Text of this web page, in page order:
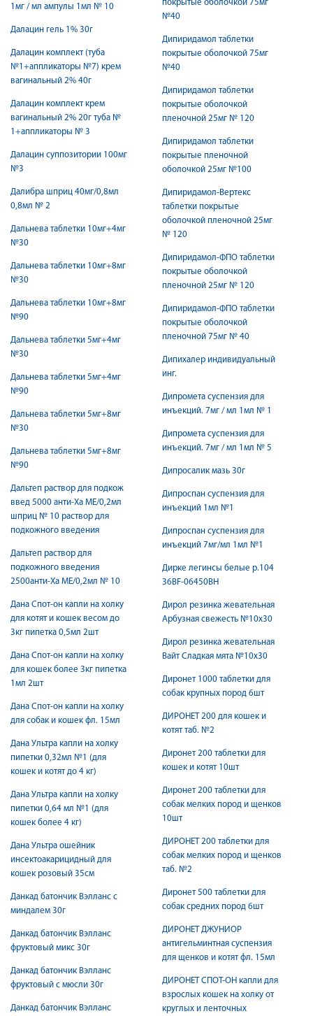
1мг / мл ампулы 1мл № 10
Далацин гель 1% 30г
Далацин комплект (туба
№1+аппликаторы №7) крем
вагинальный 2% 40г
Далацин комплект крем
вагинальный 2% 20г туба №
1+аппликаторы № 3
Далацин суппозитории 100мг
№3
Далибра шприц 40мг/0,8мл
0,8мл № 2
Дальнева таблетки 10мг+4мг
№30
Дальнева таблетки 10мг+8мг
№30
Дальнева таблетки 10мг+8мг
№90
Дальнева таблетки 5мг+4мг
№30
Дальнева таблетки 5мг+4мг
№90
Дальнева таблетки 5мг+8мг
№30
Дальнева таблетки 5мг+8мг
№90
Дальтеп раствор для подкож
введ 5000 анти-Ха МЕ/0,2мл
шприц № 10 раствор для
подкожного введения
Дальтеп раствор для
подкожного введения
2500анти-Ха МЕ/0,2мл № 10
Дана Спот-он капли на холку
для котят и кошек весом до
3кг пипетка 0,5мл 2шт
Дана Спот-он капли на холку
для кошек более 3кг пипетка
1мл 2шт
Дана Спот-он капли на холку
для собак и кошек фл. 15мл
Дана Ультра капли на холку
пипетки 0,32мл №1 (для
кошек и котят до 4 кг)
Дана Ультра капли на холку
пипетки 0,64 мл №1 (для
кошек более 4 кг)
Дана Ультра ошейник
инсектоакарицидный для
кошек розовый 35см
Данкад батончик Вэлланс с
миндалем 30г
Данкад батончик Вэлланс
фруктовый микс 30г
Данкад батончик Вэлланс
фруктовый с мюсли 30г
Данкад батончик Вэлланс
покрытые оболочкой 75мг
№40
Дипиридамол таблетки
покрытые оболочкой 75мг
№40
Дипиридамол таблетки
покрытые оболочкой
пленочной 25мг № 120
Дипиридамол таблетки
покрытые пленочной
оболочкой 25мг №100
Дипиридамол-Вертекс
таблетки покрытые
оболочкой пленочной 25мг
№ 120
Дипиридамол-ФПО таблетки
покрытые оболочкой
пленочной 25мг № 120
Дипиридамол-ФПО таблетки
покрытые оболочкой
пленочной 75мг № 40
Дипихалер индивидуальный
инг.
Дипромета суспензия для
инъекций. 7мг / мл 1мл № 1
Дипромета суспензия для
инъекций. 7мг / мл 1мл № 5
Дипросалик мазь 30г
Дипроспан суспензия для
инъекций 1мл №1
Дипроспан суспензия для
инъекций 7мг/мл 1мл №1
Дирке легинсы белые р.104
36BF-06450BH
Дирол резинка жевательная
Арбузная свежесть №10х30
Дирол резинка жевательная
Вайт Сладкая мята №10х30
Диронет 1000 таблетки для
собак крупных пород 6шт
ДИРОНЕТ 200 для кошек и
котят таб. №2
Диронет 200 таблетки для
кошек и котят 10шт
Диронет 200 таблетки для
собак мелких пород и щенков
10шт
ДИРОНЕТ 200 таблетки для
собак мелких пород и щенков
таб. №2
Диронет 500 таблетки для
собак средних пород 6шт
ДИРОНЕТ ДЖУНИОР
антигельминтная суспензия
для щенков и котят фл. 15мл
ДИРОНЕТ СПОТ-ОН капли для
взрослых кошек на холку от
круглых и ленточных